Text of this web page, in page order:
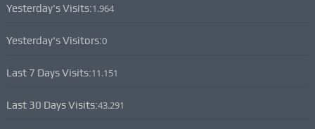
Yesterday's Visits:1.964
Yesterday's Visitors:0
Last 7 Days Visits:11.151
Last 30 Days Visits:43.291